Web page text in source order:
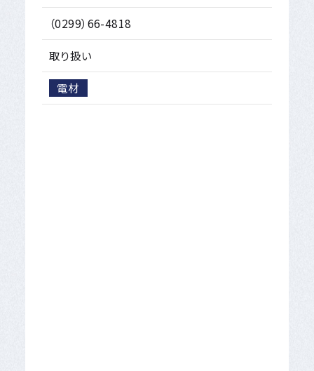
（0299）66-4818
取り扱い
電材